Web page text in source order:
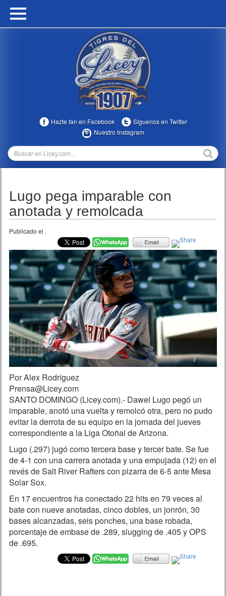
HOME
MULTIMEDIA
TEMPORADAS
Hazte fan en Facebook
Síguenos en Twitter
Nuestro Instagram
Lugo pega imparable con
anotada y remolcada
Publicado el .
Por Alex Rodríguez
Prensa@Licey.com
SANTO DOMINGO (Licey.com).- Dawel Lugo pegó un
imparable, anotó una vuelta y remolcó otra, pero no pudo
evitar la derrota de su equipo en la jornada del jueves
correspondiente a la Liga Otoñal de Arizona.
Lugo (.297) jugó como tercera base y tercer bate. Se fue
de 4-1 con una carrera anotada y una empujada (12) en el
revés de Salt River Rafters con pizarra de 6-5 ante Mesa
Solar Sox.
En 17 encuentros ha conectado 22 hits en 79 veces al
bate con nueve anotadas, cinco dobles, un jonrón, 30
bases alcanzadas, seis ponches, una base robada,
porcentaje de embase de .289, slugging de .405 y OPS
de .695.